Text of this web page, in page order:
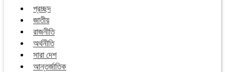
প্রচ্ছদ
জাতীয়
রাজনীতি
অর্থনীতি
সারা দেশ
আন্তর্জাতিক